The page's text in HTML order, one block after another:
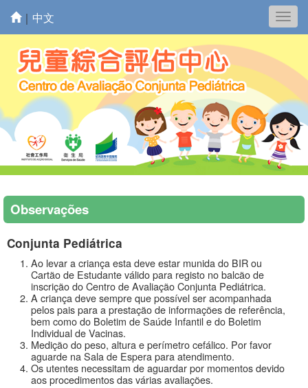
｜ 中文
Observações
Conjunta Pediátrica
Ao levar a criança esta deve estar munida do BIR ou
Cartão de Estudante válido para registo no balcão de
inscrição do Centro de Avaliação Conjunta Pediátrica.
A criança deve sempre que possível ser acompanhada
pelos pais para a prestação de informações de referência,
bem como do Boletim de Saúde Infantil e do Boletim
Individual de Vacinas.
Medição do peso, altura e perímetro cefálico. Por favor
aguarde na Sala de Espera para atendimento.
Os utentes necessitam de aguardar por momentos devido
aos procedimentos das várias avaliações.